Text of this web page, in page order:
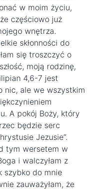
w moim życiu,
częściowo już
wnętrza.
skłonności do
się troszczyć o
moją rodzinę,
4,6-7 jest
nic, ale we wszystkim
A pokój Boży, który
będzie serc
Jezusie”.
tym wersetem w
i walczyłam z
szybko do mnie
zauważyłam, że